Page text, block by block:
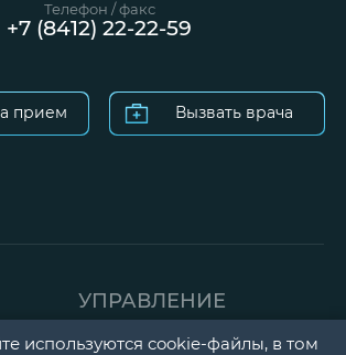
УПРАВЛЕНИЕ
ДЕТСКАЯ
прием Вызвать врача
Телефон / факс
+7 (8412) 22-22-59
используются cookie-файлы, в том